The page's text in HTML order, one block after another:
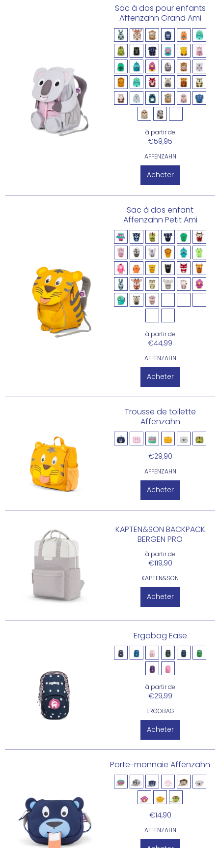
Sac à dos pour enfants
Affenzahn Grand Ami
à partir de
€59,95
AFFENZAHN
Acheter
Sac à dos enfant
Affenzahn Petit Ami
à partir de
€44,99
AFFENZAHN
Acheter
Trousse de toilette
Affenzahn
€29,90
AFFENZAHN
Acheter
KAPTEN&SON BACKPACK
BERGEN PRO
à partir de
€119,90
KAPTEN&SON
Acheter
Ergobag Ease
à partir de
€29,99
ERGOBAG
Acheter
Porte-monnaie Affenzahn
€14,90
AFFENZAHN